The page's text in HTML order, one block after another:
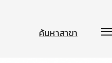
ค้นหาสาขา